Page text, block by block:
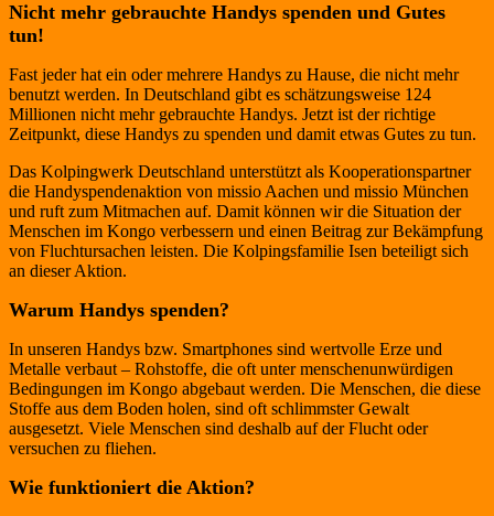
Nicht mehr gebrauchte Handys spenden und Gutes
tun!
Fast jeder hat ein oder mehrere Handys zu Hause, die nicht mehr
benutzt werden. In Deutschland gibt es schätzungsweise 124
Millionen nicht mehr gebrauchte Handys. Jetzt ist der richtige
Zeitpunkt, diese Handys zu spenden und damit etwas Gutes zu tun.
Das Kolpingwerk Deutschland unterstützt als Kooperationspartner
die Handyspendenaktion von missio Aachen und missio München
und ruft zum Mitmachen auf. Damit können wir die Situation der
Menschen im Kongo verbessern und einen Beitrag zur Bekämpfung
von Fluchtursachen leisten. Die Kolpingsfamilie Isen beteiligt sich
an dieser Aktion.
Warum Handys spenden?
In unseren Handys bzw. Smartphones sind wertvolle Erze und
Metalle verbaut – Rohstoffe, die oft unter menschenunwürdigen
Bedingungen im Kongo abgebaut werden. Die Menschen, die diese
Stoffe aus dem Boden holen, sind oft schlimmster Gewalt
ausgesetzt. Viele Menschen sind deshalb auf der Flucht oder
versuchen zu fliehen.
Wie funktioniert die Aktion?